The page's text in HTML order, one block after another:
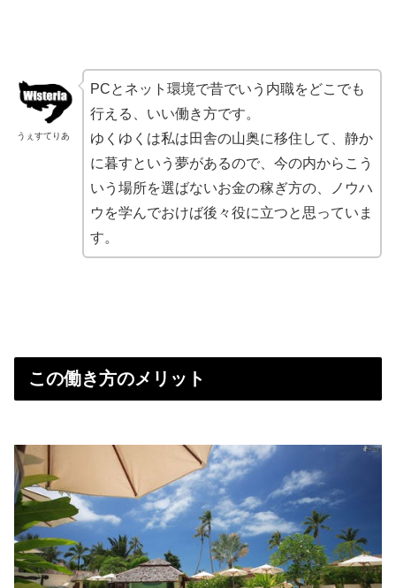
うぇすてりあ
PCとネット環境で昔でいう内職をどこでも
行える、いい働き方です。
ゆくゆくは私は田舎の山奥に移住して、静か
に暮すという夢があるので、今の内からこう
いう場所を選ばないお金の稼ぎ方の、ノウハ
ウを学んでおけば後々役に立つと思っていま
す。
この働き方のメリット